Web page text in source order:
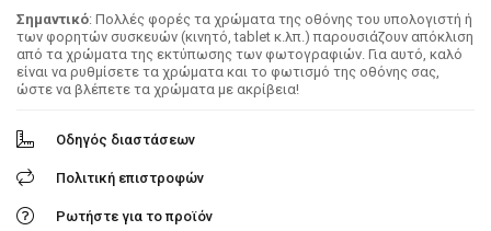
Σημαντικό: Πολλές φορές τα χρώματα της οθόνης του υπολογιστή ή
των φορητών συσκευών (κινητό, tablet κ.λπ.) παρουσιάζουν απόκλιση
από τα χρώματα της εκτύπωσης των φωτογραφιών. Για αυτό, καλό
είναι να ρυθμίσετε τα χρώματα και το φωτισμό της οθόνης σας,
ώστε να βλέπετε τα χρώματα με ακρίβεια!
Οδηγός διαστάσεων
Πολιτική επιστροφών
Ρωτήστε για το προϊόν